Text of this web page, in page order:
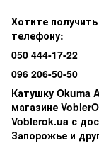
Хотите
телефону:
050 444-17-22
096 206-50-50
Катушку Okuma
магазине
Voblerok.ua с
Запорожье и